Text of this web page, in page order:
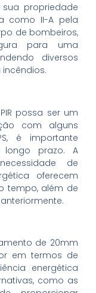
propriedade
como II-A pela
de bombeiros,
para uma
diversos
possa ser um
com alguns
é importante
longo prazo. A
de
oferecem
tempo, além de
de 20mm
em termos de
energética
como as